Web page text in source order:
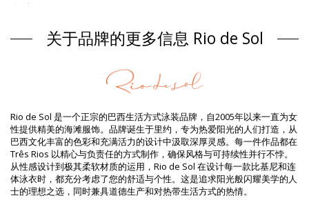
内裤 多彩 Rio de Sol
组成 / 成分
组成 / 成分: 86% Polyamide, 14% Elastane (LYCRA XTRA LIFE)
衬里: 86% Polyamide, 14% Elastane (LYCRA XTRA LIFE) Oeko
产品信息
部门: 女装, 内裤
包装包括: 1 x 内裤 (其它附件不包括在内)
HS CODE: 6112.41.0010
SKU: 1981110297
EAN: XS (7899810157010), S (7899810157027), M (7899810157034),
L (7899810157041), XL (7899810157058)
重量: 45g / 0.1lb / 1.59oz
打印不准确，可能因切口花纹而异
关于品牌的更多信息 Rio de Sol
Rio de Sol 是一个正宗的巴西生活方式泳装品牌，自2005年以来一直为女
性提供精美的海滩服饰。品牌诞生于里约，专为热爱阳光的人们打造，从
巴西文化丰富的色彩和充满活力的设计中汲取深厚灵感。每一件作品都在
Três Rios 以精心与负责任的方式制作，确保风格与可持续性并行不悖。
从性感设计到极其柔软材质的运用，Rio de Sol 在设计每一款比基尼和连
体泳衣时，都充分考虑了您的舒适与个性。这是追求阳光般闪耀美学的人
士的理想之选，同时兼具道德生产和对热带生活方式的热情。